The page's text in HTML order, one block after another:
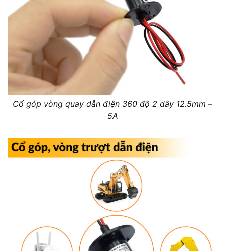
Cổ góp vòng quay dẫn điện 360 độ 2 dây 12.5mm –
5A